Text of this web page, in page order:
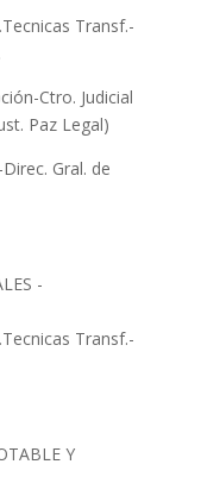
Transf.-
Ctro. Judicial
Paz Legal)
Gral. de
-
Transf.-
Y